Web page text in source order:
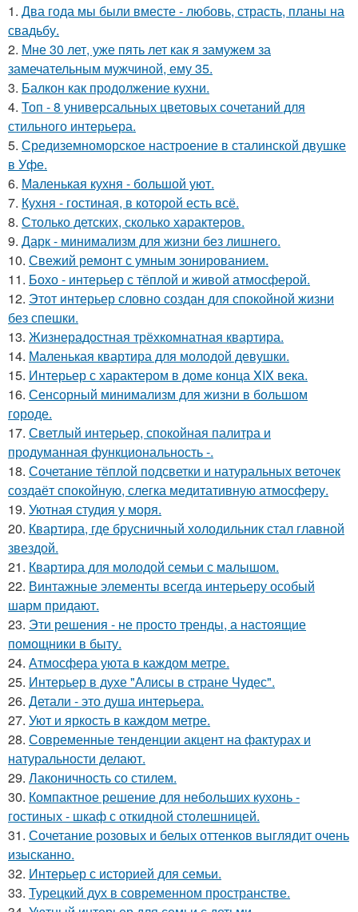
1. Два года мы были вместе - любовь, страсть, планы на
свадьбу.
2. Мне 30 лет, уже пять лет как я замужем за
замечательным мужчиной, ему 35.
3. Балкон как продолжение кухни.
4. Топ - 8 универсальных цветовых сочетаний для
стильного интерьера.
5. Средиземноморское настроение в сталинской двушке
в Уфе.
6. Маленькая кухня - большой уют.
7. Кухня - гостиная, в которой есть всё.
8. Столько детских, сколько характеров.
9. Дарк - минимализм для жизни без лишнего.
10. Свежий ремонт с умным зонированием.
11. Бохо - интерьер с тёплой и живой атмосферой.
12. Этот интерьер словно создан для спокойной жизни
без спешки.
13. Жизнерадостная трёхкомнатная квартира.
14. Маленькая квартира для молодой девушки.
15. Интерьер с характером в доме конца XIX века.
16. Сенсорный минимализм для жизни в большом
городе.
17. Светлый интерьер, спокойная палитра и
продуманная функциональность -.
18. Сочетание тёплой подсветки и натуральных веточек
создаёт спокойную, слегка медитативную атмосферу.
19. Уютная студия у моря.
20. Квартира, где брусничный холодильник стал главной
звездой.
21. Квартира для молодой семьи с малышом.
22. Винтажные элементы всегда интерьеру особый
шарм придают.
23. Эти решения - не просто тренды, а настоящие
помощники в быту.
24. Атмосфера уюта в каждом метре.
25. Интерьер в духе "Алисы в стране Чудес".
26. Детали - это душа интерьера.
27. Уют и яркость в каждом метре.
28. Современные тенденции акцент на фактурах и
натуральности делают.
29. Лаконичность со стилем.
30. Компактное решение для небольших кухонь -
гостиных - шкаф с откидной столешницей.
31. Сочетание розовых и белых оттенков выглядит очень
изысканно.
32. Интерьер с историей для семьи.
33. Турецкий дух в современном пространстве.